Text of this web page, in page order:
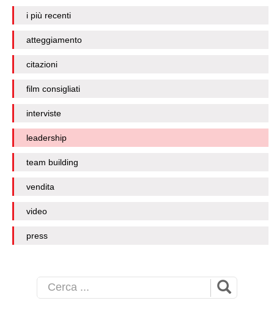
i più recenti
atteggiamento
citazioni
film consigliati
interviste
leadership
team building
vendita
video
press